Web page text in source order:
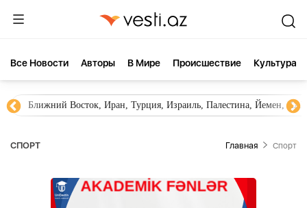
Все Новости Aвторы В Мире Происшествие Культура
Ближний Восток, Иран, Турция, Израиль, Палестина, Йемен,
СПОРТ Главная Спорт